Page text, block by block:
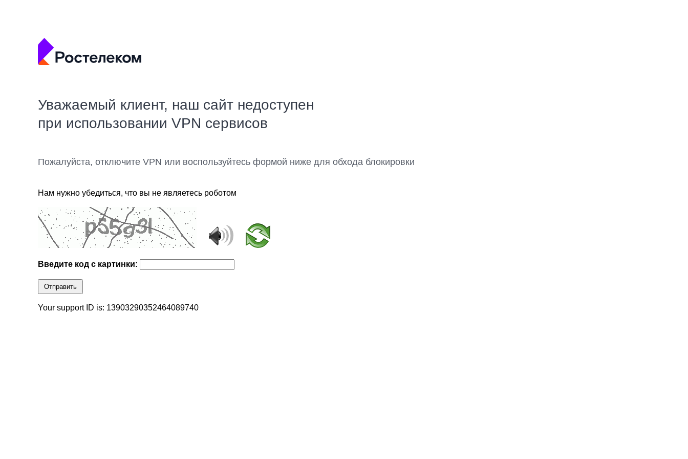
Уважаемый клиент, наш сайт недоступен
при использовании VPN сервисов
Пожалуйста, отключите VPN или воспользуйтесь формой ниже для обхода блокировки
Нам нужно убедиться, что вы не являетесь роботом
Введите код с картинки:
Отправить
Your support ID is: 13903290352464089740